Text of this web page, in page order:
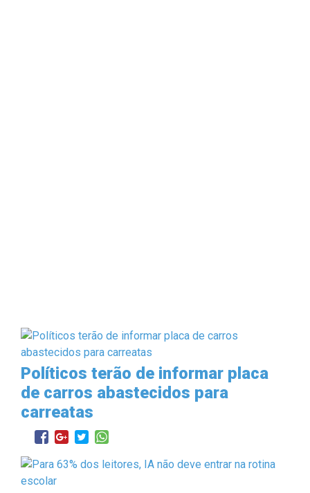
Políticos terão de informar placa
de carros abastecidos para
carreatas